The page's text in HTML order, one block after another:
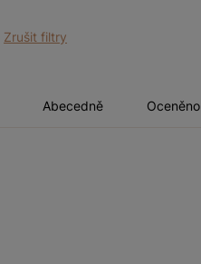
Zrušit filtry
Abecedně Oceněno